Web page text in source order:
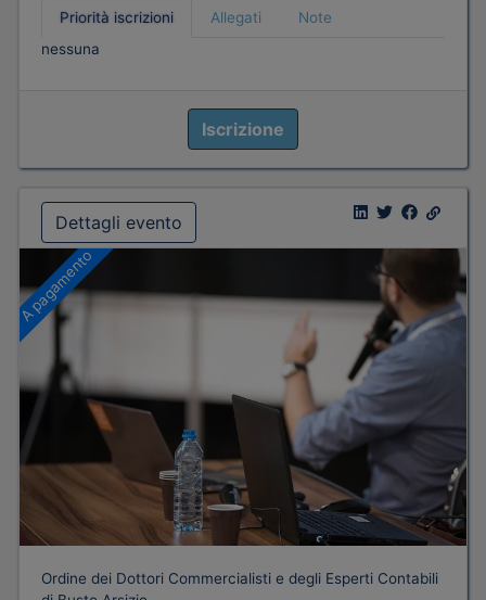
Priorità iscrizioni Allegati
Note
nessuna
Iscrizione
Dettagli evento
A pagamento
Ordine dei Dottori Commercialisti e degli Esperti Contabili